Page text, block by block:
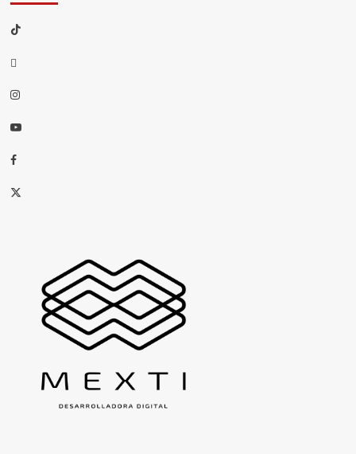
TikTok
threads
Instagram
Youtube
Facebook
X